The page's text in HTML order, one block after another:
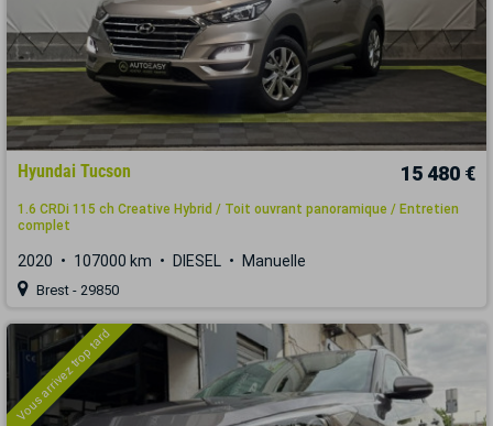
Hyundai Tucson 15 480 €
1.6 CRDi 115 ch Creative Hybrid / Toit ouvrant panoramique / Entretien
complet
2020 107000 km DIESEL Manuelle
Brest - 29850
Vous arrivez trop tard